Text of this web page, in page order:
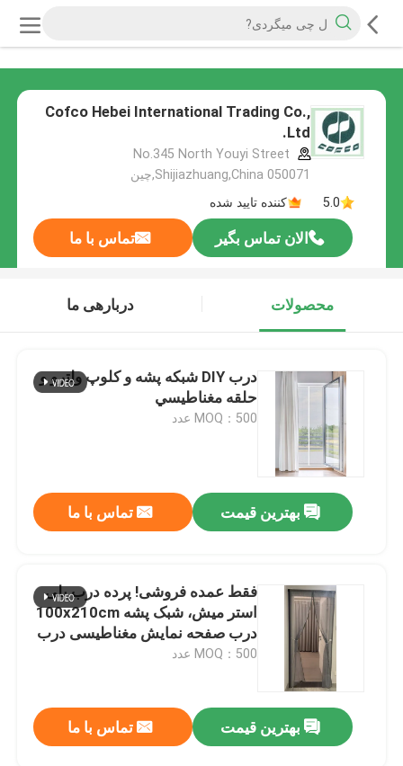
Cofco Hebei International Trading Co.,
Ltd.
No.345 North Youyi Street
Shijiazhuang,China 050071,چین
5.0
کننده تایید شده
الان تماس بگیر تماس با ما
محصولات دربارهی ما
درب DIY شبكه پشه و کلوپ ولترو و
حلقه مغناطيسي
MOQ：500 عدد
بهترین قیمت تماس با ما
فقط عمده فروشی! پرده درب پلی
استر میش، شبک پشه 100x210cm
درب صفحه نمایش مغناطیسی درب
میش نرم
MOQ：500 عدد
بهترین قیمت تماس با ما